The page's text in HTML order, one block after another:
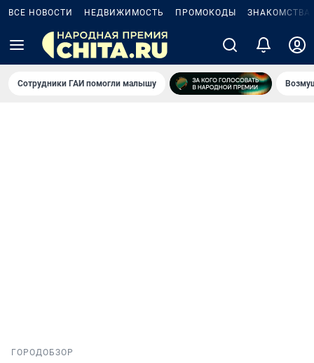
ВСЕ НОВОСТИ НЕДВИЖИМОСТЬ ПРОМОКОДЫ ЗНАКОМСТВА
Сотрудники ГАИ помогли малышу
ГОРОДОБЗОР